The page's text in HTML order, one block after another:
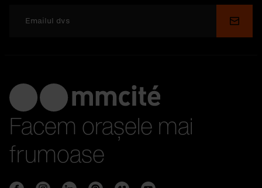
Facem orașele mai
frumoase